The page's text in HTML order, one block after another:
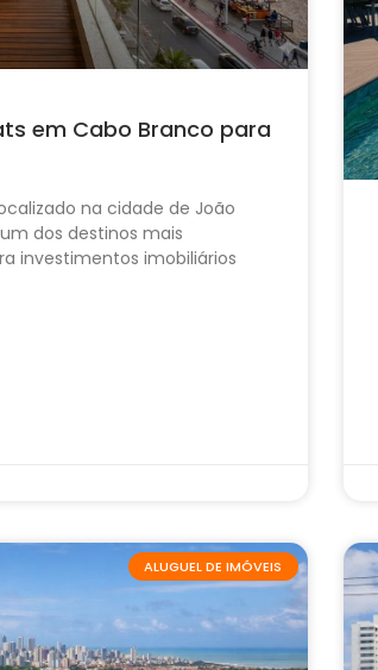
em Cabo Branco para
na cidade de João
dos destinos mais
investimentos imobiliários
ALUGUEL DE IMÓVEIS